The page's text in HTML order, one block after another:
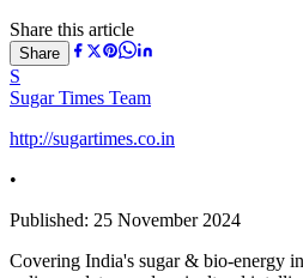
Share this article
Share
S
Sugar Times Team
http://sugartimes.co.in
•
Published: 25 November 2024
Covering India's sugar & bio-energy